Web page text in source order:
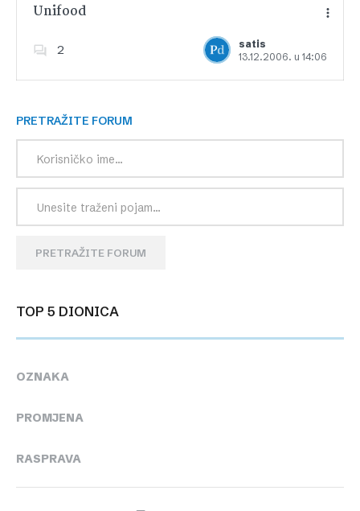
Unifood
2
satis
13.12.2006. u 14:06
Dodajte u favorite
PRETRAŽITE FORUM
PRETRAŽITE FORUM
TOP 5 DIONICA
OZNAKA
PROMJENA
RASPRAVA